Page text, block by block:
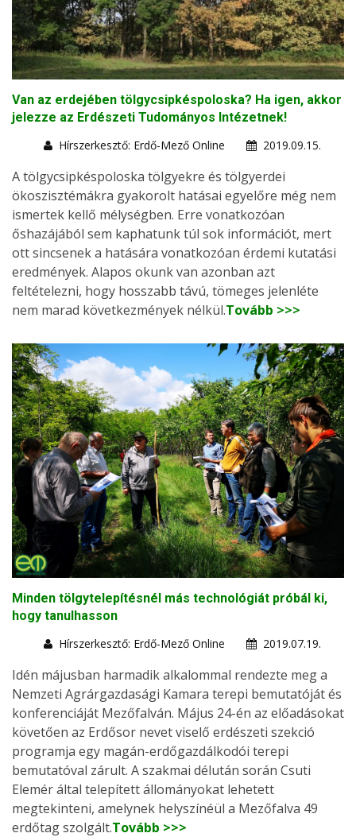
Van az erdejében tölgycsipkéspoloska? Ha igen, akkor
jelezze az Erdészeti Tudományos Intézetnek!
Hírszerkesztő: Erdő-Mező Online
2019.09.15.
A tölgycsipkéspoloska tölgyekre és tölgyerdei
ökoszisztémákra gyakorolt hatásai egyelőre még nem
ismertek kellő mélységben. Erre vonatkozóan
őshazájából sem kaphatunk túl sok információt, mert
ott sincsenek a hatására vonatkozóan érdemi kutatási
eredmények. Alapos okunk van azonban azt
feltételezni, hogy hosszabb távú, tömeges jelenléte
nem marad következmények nélkül.Tovább >>>
Minden tölgytelepítésnél más technológiát próbál ki,
hogy tanulhasson
Hírszerkesztő: Erdő-Mező Online
2019.07.19.
Idén májusban harmadik alkalommal rendezte meg a
Nemzeti Agrárgazdasági Kamara terepi bemutatóját és
konferenciáját Mezőfalván. Május 24-én az előadásokat
követően az Erdősor nevet viselő erdészeti szekció
programja egy magán-erdőgazdálkodói terepi
bemutatóval zárult. A szakmai délután során Csuti
Elemér által telepített állományokat lehetett
megtekinteni, amelynek helyszínéül a Mezőfalva 49
erdőtag szolgált.Tovább >>>